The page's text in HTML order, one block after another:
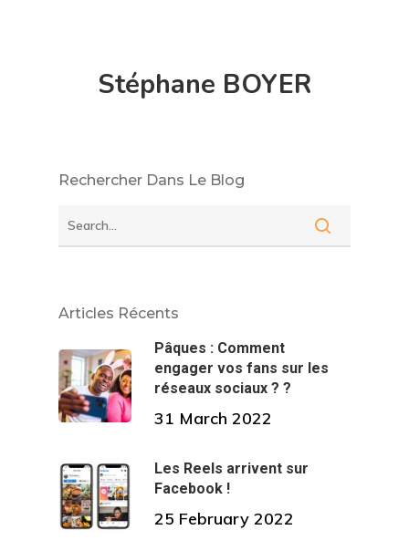
Stéphane BOYER
Rechercher Dans Le Blog
Articles Récents
Pâques : Comment
engager vos fans sur les
réseaux sociaux ? ?
31 March 2022
Les Reels arrivent sur
Facebook !
25 February 2022